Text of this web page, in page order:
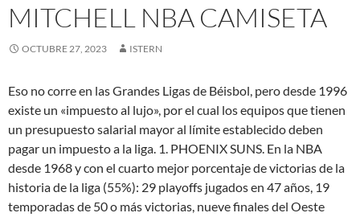
MITCHELL NBA CAMISETA
OCTUBRE 27, 2023 ISTERN
Eso no corre en las Grandes Ligas de Béisbol, pero desde 1996
existe un «impuesto al lujo», por el cual los equipos que tienen
un presupuesto salarial mayor al límite establecido deben
pagar un impuesto a la liga. 1. PHOENIX SUNS. En la NBA
desde 1968 y con el cuarto mejor porcentaje de victorias de la
historia de la liga (55%): 29 playoffs jugados en 47 años, 19
temporadas de 50 o más victorias, nueve finales del Oeste